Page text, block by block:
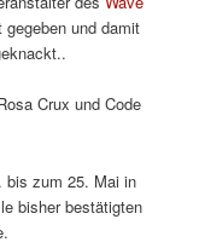
und damit
Crux und Code
bis zum 25. Mai in
bisher bestätigten